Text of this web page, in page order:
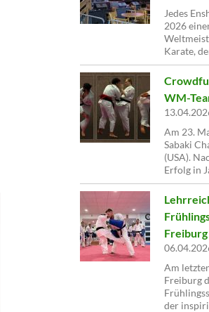
Jedes
2026
Karate,
WM-
Am 23.
Sabaki
(USA).
Erfolg in
Freiburg
Am
Freiburg
der